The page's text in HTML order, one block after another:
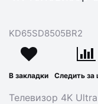
KD65SD8505BR2
В закладки Следить за
Телевизор 4K